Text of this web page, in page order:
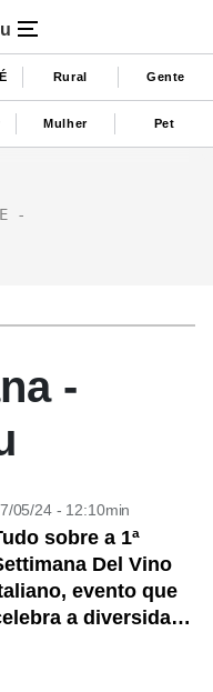
Rural Gente
Mulher Pet
-
05/24 - 12:10min
sobre a 1ª
Del Vino
evento que
a diversidade